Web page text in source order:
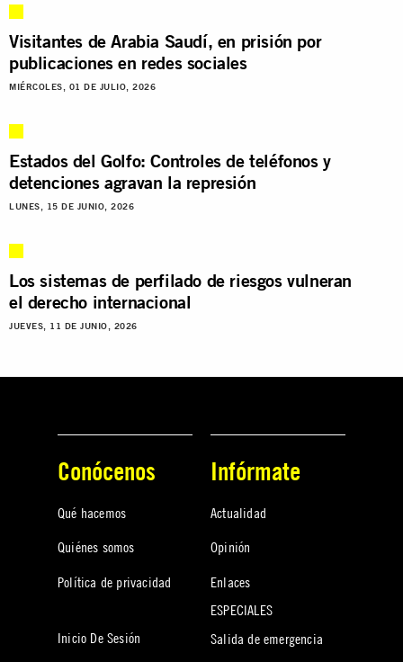
Visitantes de Arabia Saudí, en prisión por
publicaciones en redes sociales
MIÉRCOLES, 01 DE JULIO, 2026
Estados del Golfo: Controles de teléfonos y
detenciones agravan la represión
LUNES, 15 DE JUNIO, 2026
Los sistemas de perfilado de riesgos vulneran
el derecho internacional
JUEVES, 11 DE JUNIO, 2026
Conócenos
Qué hacemos
Quiénes somos
Política de privacidad
Inicio De Sesión
Infórmate
Actualidad
Opinión
Enlaces
ESPECIALES
Salida de emergencia